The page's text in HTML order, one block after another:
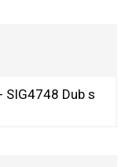
SIG4748 Dub s